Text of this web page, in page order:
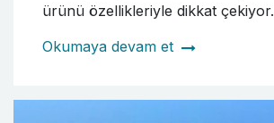
ürünü özellikleriyle dikkat çekiyor.
Okumaya devam et